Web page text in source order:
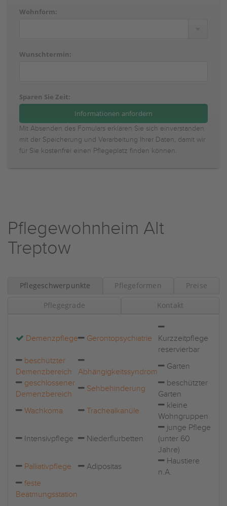
Wohnform:
Wunschtermin:
Sparen Sie Zeit:
Mit Absenden des Fomulars erklären Sie sich einverstanden
mit der Speicherung und Verarbeitung Ihrer Daten, damit wir
für Sie kostenfrei einen Pflegeplatz finden können.
Pflegewohnheim Alt
Treptow
Pflegeschwerpunkte Pflegeformen Preise
Pflegegrade Kontakt
Demenzpflege Gerontopsychiatrie
Kurzzeitpflege
reservierbar
beschützter
Demenzbereich
Abhängigkeitssyndrom
Garten
geschlossener
Demenzbereich
Sehbehinderung
beschützter
Garten
Wachkoma
Trachealkanüle
kleine
Wohngruppen
Intensivpflege Niederflurbetten
junge Pflege
(unter 60
Jahre)
Palliativpflege
Adipositas
Haustiere
n.A.
feste
Beatmungsstation